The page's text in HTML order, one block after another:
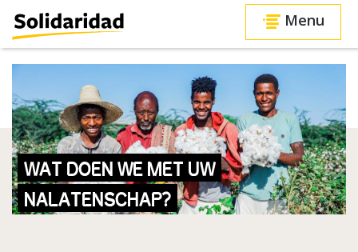
Menu
WAT DOEN WE MET UW
NALATENSCHAP?
In de kledingfabriek In de mijnbouw Op